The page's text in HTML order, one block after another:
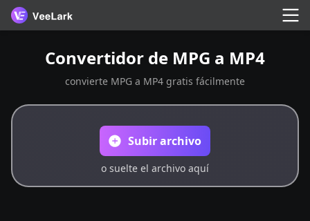
Convertidor de MPG a MP4
convierte MPG a MP4 gratis fácilmente
Subir archivo
o suelte el archivo aquí